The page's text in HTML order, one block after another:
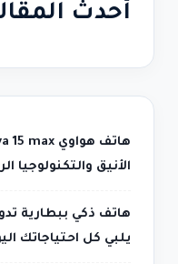
أحدث
الأنيق والتكنولوجيا
يلبي كل احتياجاتك